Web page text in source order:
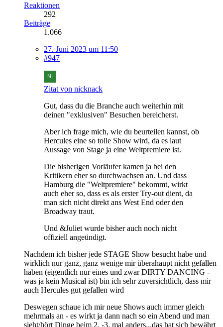
Reaktionen
292
Beiträge
1.066
27. Juni 2023 um 11:50
#947
Zitat von nicknack
Gut, dass du die Branche auch weiterhin mit
deinen "exklusiven" Besuchen bereicherst.
Aber ich frage mich, wie du beurteilen kannst, ob
Hercules eine so tolle Show wird, da es laut
Aussage von Stage ja eine Weltpremiere ist.
Die bisherigen Vorläufer kamen ja bei den
Kritikern eher so durchwachsen an. Und dass
Hamburg die "Weltpremiere" bekommt, wirkt
auch eher so, dass es als erster Try-out dient, da
man sich nicht direkt ans West End oder den
Broadway traut.
Und &Juliet wurde bisher auch noch nicht
offiziell angeündigt.
Nachdem ich bisher jede STAGE Show besucht habe und
wirklich nur ganz, ganz wenige mir überahaupt nicht gefallen
haben (eigentlich nur eines und zwar DIRTY DANCING -
was ja kein Musical ist) bin ich sehr zuversichtlich, dass mir
auch Hercules gut gefallen wird
Deswegen schaue ich mir neue Shows auch immer gleich
mehrmals an - es wirkt ja dann nach so ein Abend und man
sieht/hört Dinge beim 2. -3. mal anders...das hat sich bewährt